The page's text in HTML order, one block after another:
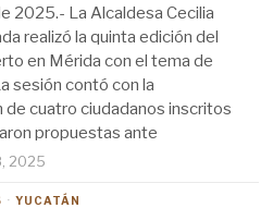
2025.- La Alcaldesa Cecilia
realizó la quinta edición del
en Mérida con el tema de
sesión contó con la
de cuatro ciudadanos inscritos
propuestas ante
2025
· YUCATÁN